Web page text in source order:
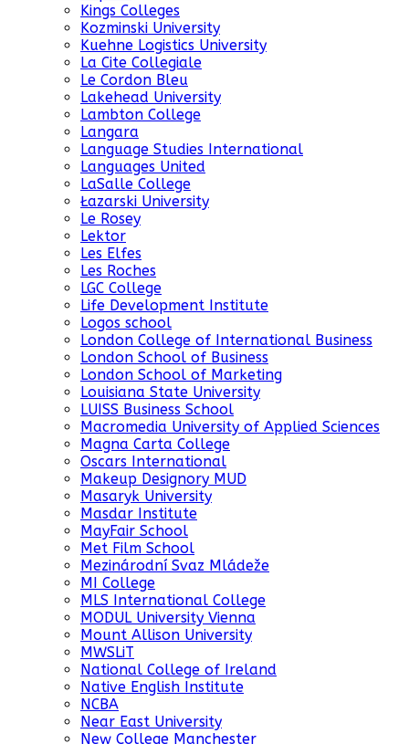
Kings Colleges
Kozminski University
Kuehne Logistics University
La Cite Collegiale
Le Cordon Bleu
Lakehead University
Lambton College
Langara
Language Studies International
Languages United
LaSalle College
Łazarski University
Le Rosey
Lektor
Les Elfes
Les Roches
LGC College
Life Development Institute
Logos school
London College of International Business
London School of Business
London School of Marketing
Louisiana State University
LUISS Business School
Macromedia University of Applied Sciences
Magna Carta College
Oscars International
Makeup Designory MUD
Masaryk University
Masdar Institute
MayFair School
Met Film School
Mezinárodní Svaz Mládeže
MI College
MLS International College
MODUL University Vienna
Mount Allison University
MWSLiT
National College of Ireland
Native English Institute
NCBA
Near East University
New College Manchester